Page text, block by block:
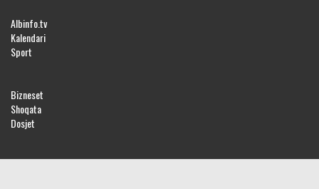
Albinfo.tv
Kalendari
Sport
Bizneset
Shoqata
Dosjet